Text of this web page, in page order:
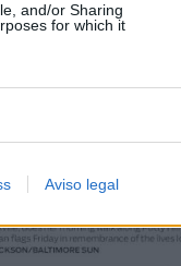
and/or Sharing
for which it
Aviso legal